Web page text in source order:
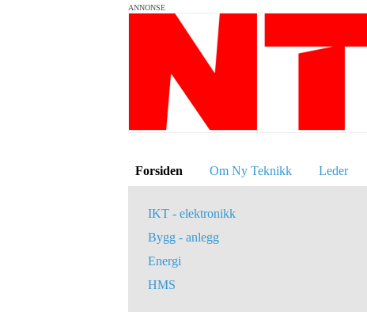
ANNONSE
Forsiden Om Ny Teknikk Leder
IKT - elektronikk
Bygg - anlegg
Energi
HMS